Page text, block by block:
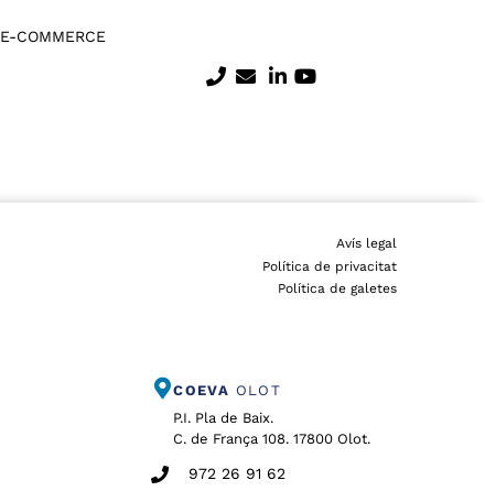
E-COMMERCE
Avís legal
Política de privacitat
Política de galetes
COEVA OLOT
P.I. Pla de Baix.
C. de França 108. 17800 Olot.
972 26 91 62